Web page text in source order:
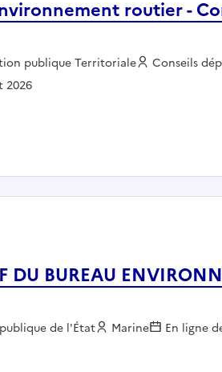
routier -
publique :
publique Territoriale Employeur :
Conseils
2026
d’études environnement routier
DU BUREAU
:de l'État Employeur :
Marine En ligne